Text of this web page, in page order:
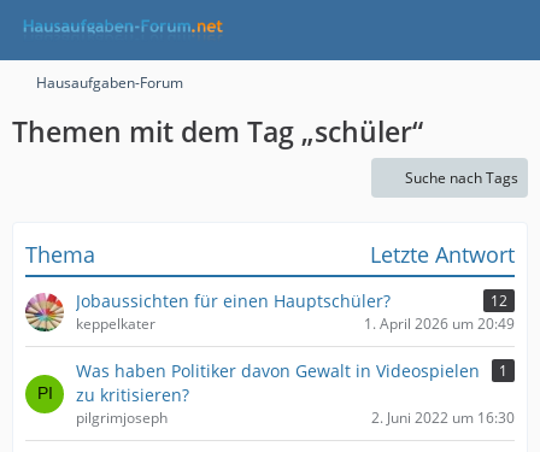
Hausaufgaben-Forum
Themen mit dem Tag „schüler“
Suche nach Tags
Thema Letzte Antwort
Jobaussichten für einen Hauptschüler?
12
keppelkater
1. April 2026 um 20:49
Was haben Politiker davon Gewalt in Videospielen
zu kritisieren?
1
pilgrimjoseph 2. Juni 2022 um 16:30